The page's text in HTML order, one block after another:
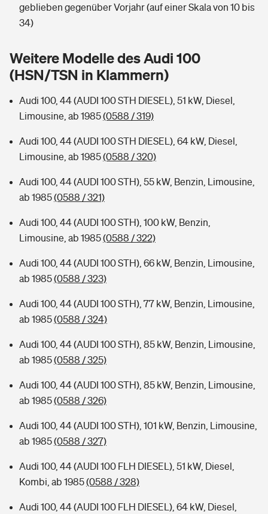
Tools
Hochwasser-Check: Wie gefährdet ist Ihr Haus?
Sie haben Fragen?
Handyversicherung
Private Cyberversicherung
Zur Übersicht
Kinderunfall-Check: Mehr Sicherheit für deine Kids
Typklassen: So ist Ihr Auto eingestuft
Sie haben Fragen?
Wer versichert was: Jetzt Versicherer finden
Rentenrechner: Wie viel Geld bekomme ich im Alter?
geblieben gegenüber Vorjahr (auf einer Skala von 10 bis
34)
Weitere Modelle des Audi 100
(HSN/TSN in Klammern)
Audi 100, 44 (AUDI 100 STH DIESEL), 51 kW, Diesel,
Limousine, ab 1985(0588 / 319)
Audi 100, 44 (AUDI 100 STH DIESEL), 64 kW, Diesel,
Limousine, ab 1985(0588 / 320)
Audi 100, 44 (AUDI 100 STH), 55 kW, Benzin, Limousine,
ab 1985(0588 / 321)
Audi 100, 44 (AUDI 100 STH), 100 kW, Benzin,
Limousine, ab 1985(0588 / 322)
Audi 100, 44 (AUDI 100 STH), 66 kW, Benzin, Limousine,
ab 1985(0588 / 323)
Audi 100, 44 (AUDI 100 STH), 77 kW, Benzin, Limousine,
ab 1985(0588 / 324)
Audi 100, 44 (AUDI 100 STH), 85 kW, Benzin, Limousine,
ab 1985(0588 / 325)
Audi 100, 44 (AUDI 100 STH), 85 kW, Benzin, Limousine,
ab 1985(0588 / 326)
Audi 100, 44 (AUDI 100 STH), 101 kW, Benzin, Limousine,
ab 1985(0588 / 327)
Audi 100, 44 (AUDI 100 FLH DIESEL), 51 kW, Diesel,
Kombi, ab 1985(0588 / 328)
Audi 100, 44 (AUDI 100 FLH DIESEL), 64 kW, Diesel,